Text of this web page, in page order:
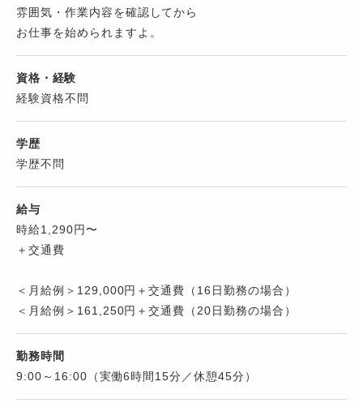
雰囲気・作業内容を確認してから
お仕事を始められますよ。
資格・経験
経験資格不問
学歴
学歴不問
給与
時給1,290円〜
＋交通費
＜月給例＞129,000円＋交通費（16日勤務の場合）
＜月給例＞161,250円＋交通費（20日勤務の場合）
勤務時間
9:00～16:00（実働6時間15分／休憩45分）